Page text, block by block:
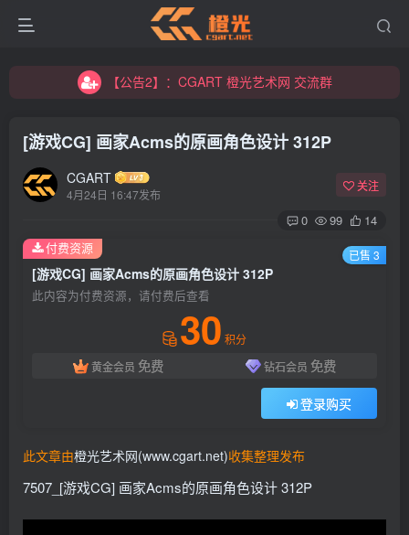
【公告2】：CGART 橙光艺术网 交流群
【公告2】：CGART 橙光艺术网 交流群
[游戏CG] 画家Acms的原画角色设计 312P
CGART
4月24日 16:47发布
关注
0 99 14
[游戏CG] 画家Acms的原画角色设计 312P
此内容为付费资源，请付费后查看
30 积分
黄金会员 免费 钻石会员 免费
登录购买
付费资源 已售 3
此文章由橙光艺术网(www.cgart.net)收集整理发布
7507_[游戏CG] 画家Acms的原画角色设计 312P
登录
没有账号？立即注册
用户名/手机号/邮箱
登录
社交账号登录